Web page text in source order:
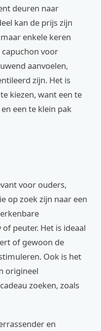
deuren naar
kan de prijs zijn
enkele keren
voor
aanvoelen,
zijn. Het is
kiezen, want een te
een te klein pak
voor ouders,
op zoek zijn naar een
peuter. Het is ideaal
of gewoon de
Ook is het
origineel
zoeken, zoals
en